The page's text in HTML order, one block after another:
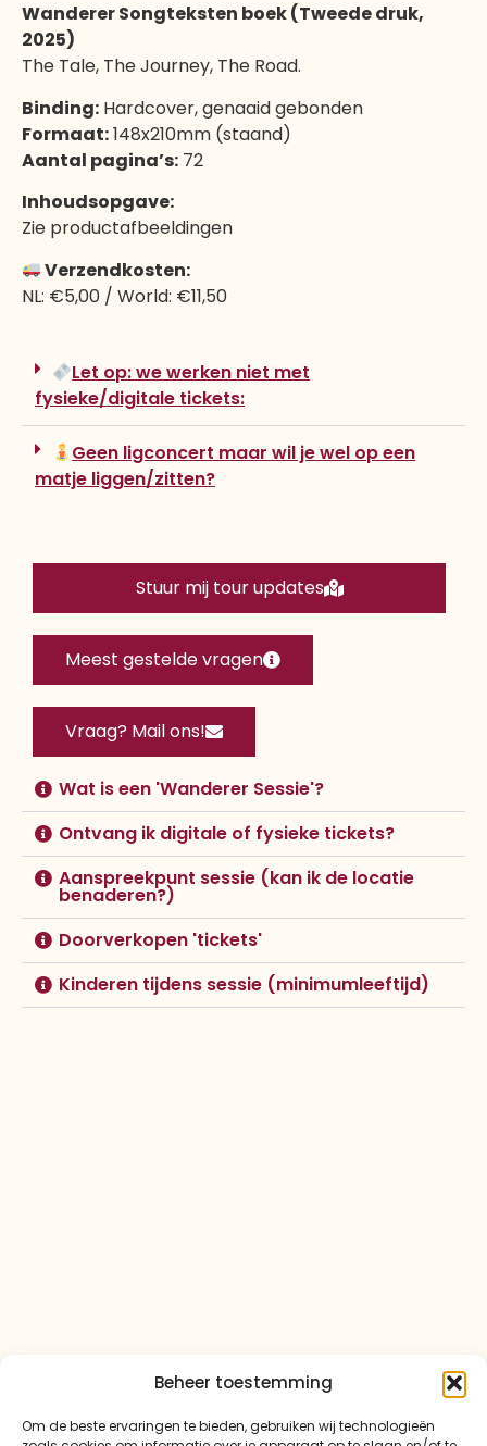
Beheer toestemming
Om de beste ervaringen te bieden, gebruiken wij technologieën
Wanderer Songteksten boek (Tweede druk,
2025)
The Tale, The Journey, The Road.
Binding: Hardcover, genaaid gebonden
Formaat:148x210mm (staand)
Aantal pagina’s: 72
Inhoudsopgave:
Zie productafbeeldingen
Verzendkosten:
NL: €5,00 / World: €11,50
Let op: we werken niet met
fysieke/digitale tickets:
Geen ligconcert maar wil je wel op een
matje liggen/zitten?
Stuur mij tour updates
Meest gestelde vragen
Vraag? Mail ons!
Wat is een 'Wanderer Sessie'?
Ontvang ik digitale of fysieke tickets?
Aanspreekpunt sessie (kan ik de locatie
benaderen?)
Doorverkopen 'tickets'
Kinderen tijdens sessie (minimumleeftijd)